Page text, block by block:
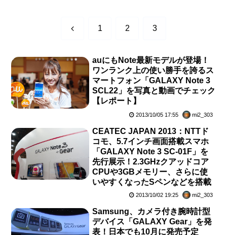
前 1 2 3
auにもNote最新モデルが登場！
ワンランク上の使い勝手を誇るス
マートフォン「GALAXY Note 3
SCL22」を写真と動画でチェック
【レポート】
2013/10/05 17:55 mi2_303
CEATEC JAPAN 2013：NTTド
コモ、5.7インチ画面搭載スマホ
「GALAXY Note 3 SC-01F」を
先行展示！2.3GHzクアッドコア
CPUや3GBメモリー、さらに使
いやすくなったSペンなどを搭載
2013/10/02 19:25 mi2_303
Samsung、カメラ付き腕時計型
デバイス「GALAXY Gear」を発
表！日本でも10月に発売予定